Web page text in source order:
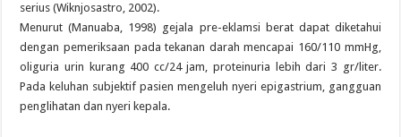
serius (Wiknjosastro, 2002).
Menurut (Manuaba, 1998) gejala pre-eklamsi berat dapat diketahui
dengan pemeriksaan pada tekanan darah mencapai 160/110 mmHg,
oliguria urin kurang 400 cc/24 jam, proteinuria lebih dari 3 gr/liter.
Pada keluhan subjektif pasien mengeluh nyeri epigastrium, gangguan
penglihatan dan nyeri kepala.